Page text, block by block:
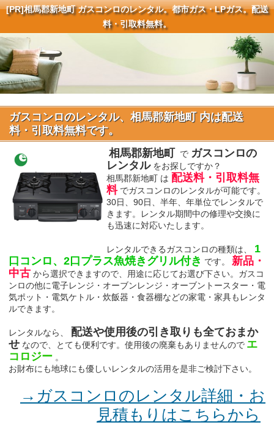
[PR]相馬郡新地町 ガスコンロのレンタル。都市ガス・LPガス。配送
料・引取料無料。
ガスコンロのレンタル、相馬郡新地町 内は配送
料・引取料無料です。
相馬郡新地町
で ガスコンロの
レンタル をお探しですか？
相馬郡新地町 は 配送料・引取料無
料 でガスコンロのレンタルが可能です。
30日、90日、半年、年単位でレンタルで
きます。レンタル期間中の修理や交換に
も迅速に対応いたします。
レンタルできるガスコンロの種類は、
1
口コンロ、2口プラス魚焼きグリル付き です。
新品・
中古 から選択できますので、用途に応じてお選び下さい。ガスコ
ンロの他に電子レンジ・オーブンレンジ・オーブントースター・電
気ポット・電気ケトル・炊飯器・食器棚などの家電・家具もレンタ
ルできます。
レンタルなら、
配送や使用後の引き取りも全ておまか
せ なので、とても便利です。使用後の廃棄もありませんので エ
コロジー 。
お財布にも地球にも優しいレンタルの活用を是非ご検討下さい。
→ガスコンロのレンタル詳細・お
見積もりはこちらから